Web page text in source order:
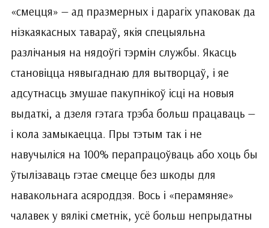
«смецця» — ад празмерных і дарагіх упаковак да
нізкаякасных тавараў, якія спецыяльна
разлічаныя на нядоўгі тэрмін службы. Якасць
становіцца нявыгаднаю для вытворцаў, і яе
адсутнасць змушае пакупнікоў ісці на новыя
выдаткі, а дзеля гэтага трэба больш працаваць —
і кола замыкаецца. Пры тэтым так і не
навучыліся на 100% перапрацоўваць або хоць бы
ўтылізаваць гэтае смецце без шкоды для
навакольнага асяроддзя. Вось і «перамяняе»
чалавек у вялікі сметнік, усё больш непрыдатны